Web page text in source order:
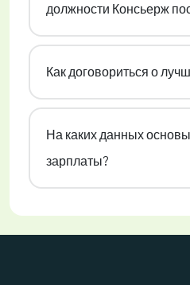
должности Консьерж
Как договориться о
На каких данных
зарплаты?